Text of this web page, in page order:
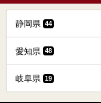
静岡県 44
愛知県 48
岐阜県 19